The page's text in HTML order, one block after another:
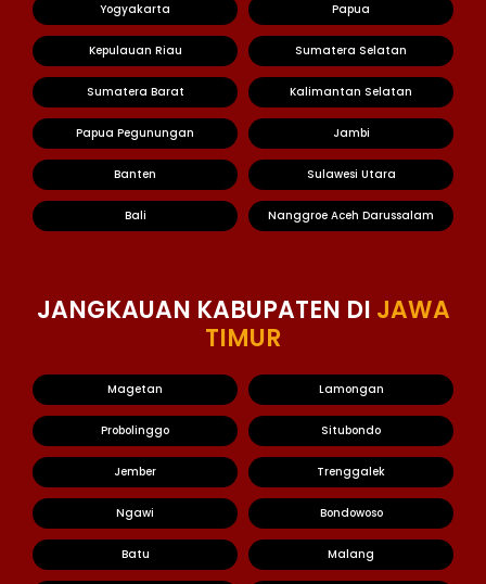
Yogyakarta Papua
Kepulauan Riau Sumatera Selatan
Sumatera Barat Kalimantan Selatan
Papua Pegunungan Jambi
Banten Sulawesi Utara
Bali Nanggroe Aceh Darussalam
JANGKAUAN KABUPATEN DI JAWA
TIMUR
Magetan Lamongan
Probolinggo Situbondo
Jember Trenggalek
Ngawi Bondowoso
Batu Malang